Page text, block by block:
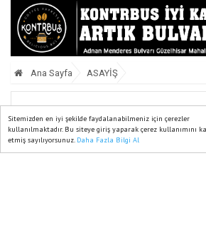
Sitemizden en iyi şekilde faydalanabilmeniz için çerezler
kullanılmaktadır. Bu siteye giriş yaparak çerez kullanımını
etmiş sayılıyorsunuz. Daha Fazla Bilgi Al
Ana Sayfa ASAYİŞ
Çine’de Çalınan
Bulunarak Sahibine
Ana Sayfa Web TV